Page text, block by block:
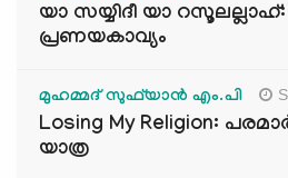
യാ സയ്യിദീ യാ
പ്രണയകാവ്യം
മുഹമ്മദ് സുഫ്‌യാൻ എം.പി
Losing My Religion:
യാത്ര